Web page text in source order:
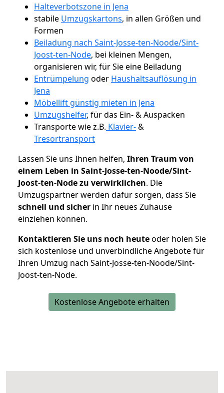
Halteverbotszone in Jena
stabile Umzugskartons, in allen Größen und
Formen
Beiladung nach Saint-Josse-ten-Noode/Sint-
Joost-ten-Node, bei kleinen Mengen,
organisieren wir, für Sie eine Beiladung
Entrümpelung oder Haushaltsauflösung in
Jena
Möbellift günstig mieten in Jena
Umzugshelfer, für das Ein- & Auspacken
Transporte wie z.B. Klavier-&
Tresortransport
Lassen Sie uns Ihnen helfen, Ihren Traum von
einem Leben in Saint-Josse-ten-Noode/Sint-
Joost-ten-Node zu verwirklichen. Die
Umzugspartner werden dafür sorgen, dass Sie
schnell und sicher in Ihr neues Zuhause
einziehen können.
Kontaktieren Sie uns noch heuteoder holen Sie
sich kostenlose und unverbindliche Angebote für
Ihren Umzug nach Saint-Josse-ten-Noode/Sint-
Joost-ten-Node.
Kostenlose Angebote erhalten